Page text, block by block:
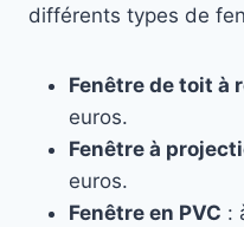
différents types de
Fenêtre de toit à
euros.
Fenêtre à
euros.
Fenêtre en PVC :